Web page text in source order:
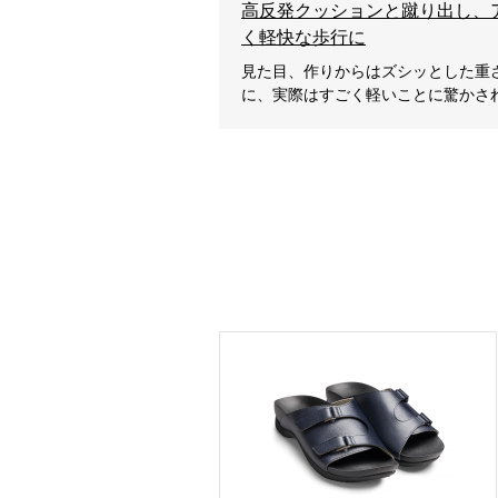
高反発クッションと蹴り出し、
く軽快な歩行に
見た目、作りからはズシッとした重
に、実際はすごく軽いことに驚か